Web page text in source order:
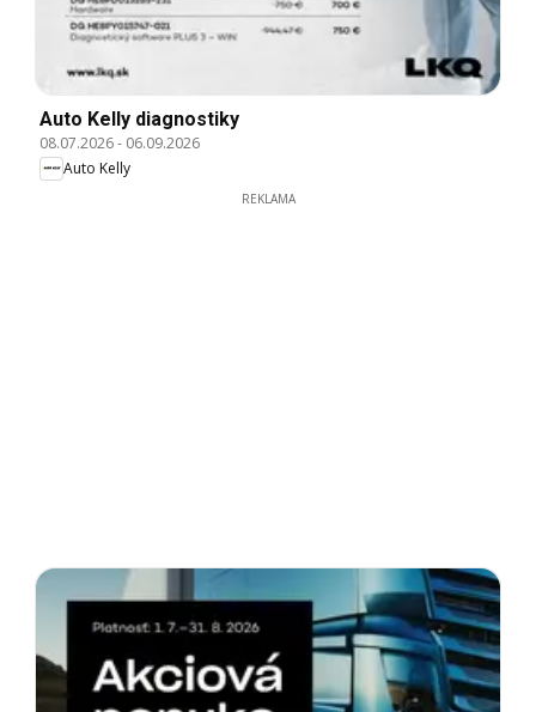
Auto Kelly diagnostiky
08.07.2026- 06.09.2026
Auto Kelly
REKLAMA